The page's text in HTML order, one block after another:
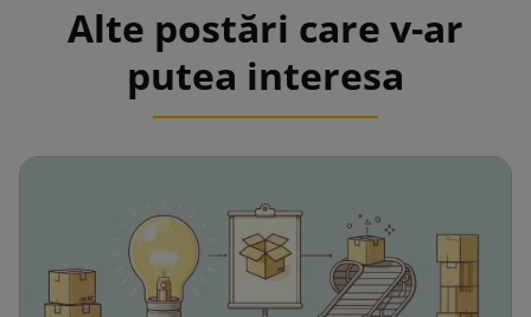
Alte postări care v-ar
putea interesa